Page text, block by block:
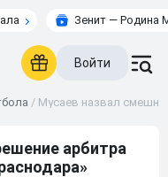
Зенит — Родина
Войти
/ Мусаев назвал
арбитра